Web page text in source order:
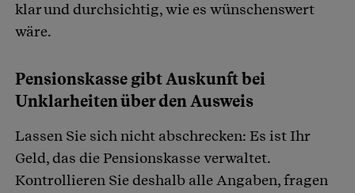
klar und durchsichtig, wie es wünschenswert
wäre.
Pensionskasse gibt Auskunft bei
Unklarheiten über den Ausweis
Lassen Sie sich nicht abschrecken: Es ist Ihr
Geld, das die Pensionskasse verwaltet.
Kontrollieren Sie deshalb alle Angaben, fragen